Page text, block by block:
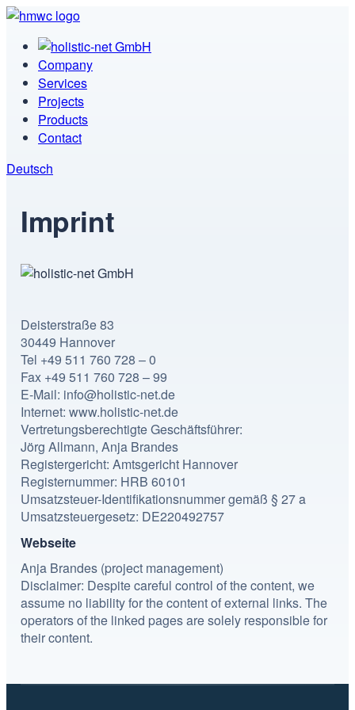
Company
Services
Projects
Products
Contact
Deutsch
Imprint
Deisterstraße 83
30449 Hannover
Tel +49 511 760 728 – 0
Fax +49 511 760 728 – 99
E-Mail: info@holistic-net.de
Internet: www.holistic-net.de
Vertretungsberechtigte Geschäftsführer:
Jörg Allmann, Anja Brandes
Registergericht: Amtsgericht Hannover
Registernummer: HRB 60101
Umsatzsteuer-Identifikationsnummer gemäß § 27 a
Umsatzsteuergesetz: DE220492757
Webseite
Anja Brandes (project management)
Disclaimer: Despite careful control of the content, we
assume no liability for the content of external links. The
operators of the linked pages are solely responsible for
their content.